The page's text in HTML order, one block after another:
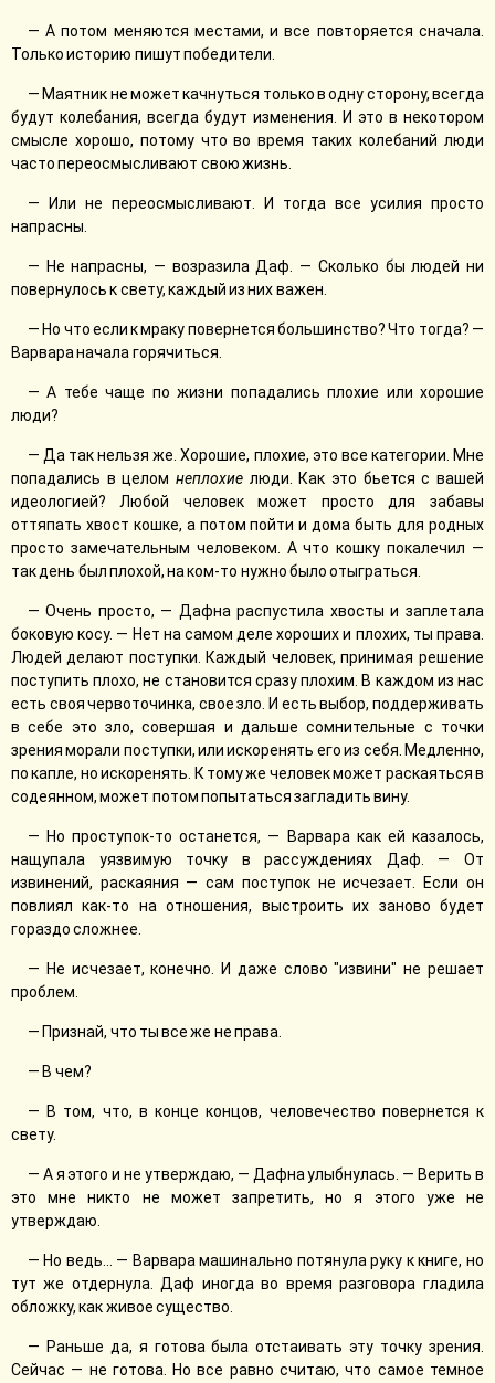
— А потом меняются местами, и все повторяется сначала.
Только историю пишут победители.
— Маятник не может качнуться только в одну сторону, всегда
будут колебания, всегда будут изменения. И это в некотором
смысле хорошо, потому что во время таких колебаний люди
часто переосмысливают свою жизнь.
— Или не переосмысливают. И тогда все усилия просто
напрасны.
— Не напрасны, — возразила Даф. — Сколько бы людей ни
повернулось к свету, каждый из них важен.
— Но что если к мраку повернется большинство? Что тогда? —
Варвара начала горячиться.
— А тебе чаще по жизни попадались плохие или хорошие
люди?
— Да так нельзя же. Хорошие, плохие, это все категории. Мне
попадались в целом неплохие люди. Как это бьется с вашей
идеологией? Любой человек может просто для забавы
оттяпать хвост кошке, а потом пойти и дома быть для родных
просто замечательным человеком. А что кошку покалечил —
так день был плохой, на ком-то нужно было отыграться.
— Очень просто, — Дафна распустила хвосты и заплетала
боковую косу. — Нет на самом деле хороших и плохих, ты права.
Людей делают поступки. Каждый человек, принимая решение
поступить плохо, не становится сразу плохим. В каждом из нас
есть своя червоточинка, свое зло. И есть выбор, поддерживать
в себе это зло, совершая и дальше сомнительные с точки
зрения морали поступки, или искоренять его из себя. Медленно,
по капле, но искоренять. К тому же человек может раскаяться в
содеянном, может потом попытаться загладить вину.
— Но проступок-то останется, — Варвара как ей казалось,
нащупала уязвимую точку в рассуждениях Даф. — От
извинений, раскаяния — сам поступок не исчезает. Если он
повлиял как-то на отношения, выстроить их заново будет
гораздо сложнее.
— Не исчезает, конечно. И даже слово "извини" не решает
проблем.
— Признай, что ты все же не права.
— В чем?
— В том, что, в конце концов, человечество повернется к
свету.
— А я этого и не утверждаю, — Дафна улыбнулась. — Верить в
это мне никто не может запретить, но я этого уже не
утверждаю.
— Но ведь… — Варвара машинально потянула руку к книге, но
тут же отдернула. Даф иногда во время разговора гладила
обложку, как живое существо.
— Раньше да, я готова была отстаивать эту точку зрения.
Сейчас — не готова. Но все равно считаю, что самое темное